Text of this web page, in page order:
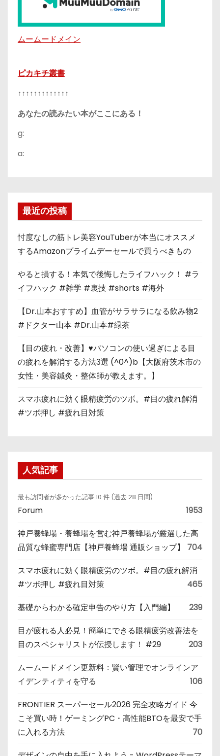
ムームードメイン
ピカキチ叢書
↑↑↑↑↑↑↑↑↑↑↑↑↑
あなたの読みたい本がここにある！
g:
a:
最近の投稿
忖度なしの筋トレ美容YouTuberが本当にオススメ
するAmazonプライムデーセールで買うべきもの
やると損する！本気で後悔したライフハック！ #ラ
イフハック #雑学 #裏技 #shorts #海外
【Dr.山本おすすめ】血管がサラサラになる飲み物2
#ドクター山本 #Dr.山本#緑茶
【目の疲れ・改善】♥パソコンの使い過ぎによる目
の疲れを解消する方法3選 (^0^)b【大阪府茨木市の
女性・美容鍼灸・整体師が教えます。】
スマホ疲れに効く眼精疲労のツボ。#目の疲れ解消
#ツボ押し #疲れ目対策
人気記事
最も訪問者が多かった記事 10 件 (過去 28 日間)
Forum 1953
神戸養蜂場・養蜂場を営む神戸養蜂場が厳選した高
品質な蜂蜜専門店【神戸養蜂場 通販ショップ】
704
スマホ疲れに効く眼精疲労のツボ。#目の疲れ解消
#ツボ押し #疲れ目対策
465
基礎からわかる確定申告のやり方【入門編】 239
目が疲れる人必見！簡単にできる眼精疲労改善法を
目のスペシャリストが伝授します！ #29
203
ムームードメイン更新料：賢い管理でオンラインア
イデンティティを守る
106
FRONTIER スーパーセール2026 完全攻略ガイド 今
こそ買い時！ゲーミングPC・高性能BTOを最安で手
に入れる方法
70